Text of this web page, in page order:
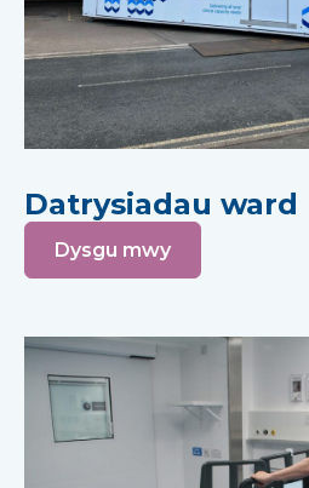
Datrysiadau ward
Dysgu mwy